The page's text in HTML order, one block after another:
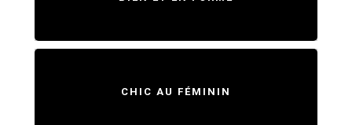
CHIC AU FÉMININ